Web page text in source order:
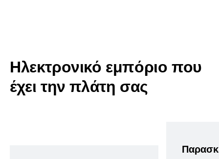
Ηλεκτρονικό εμπόριο που
έχει την πλάτη σας